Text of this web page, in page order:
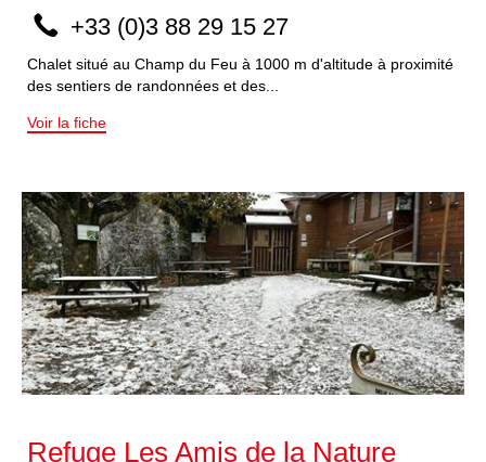
+33 (0)3 88 29 15 27
Chalet situé au Champ du Feu à 1000 m d'altitude à proximité
des sentiers de randonnées et des...
Voir la fiche
Refuge Les Amis de la Nature